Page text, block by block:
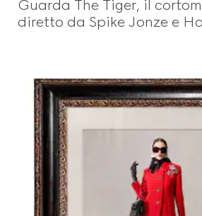
Guarda The Tiger, il
diretto da Spike Jonze e